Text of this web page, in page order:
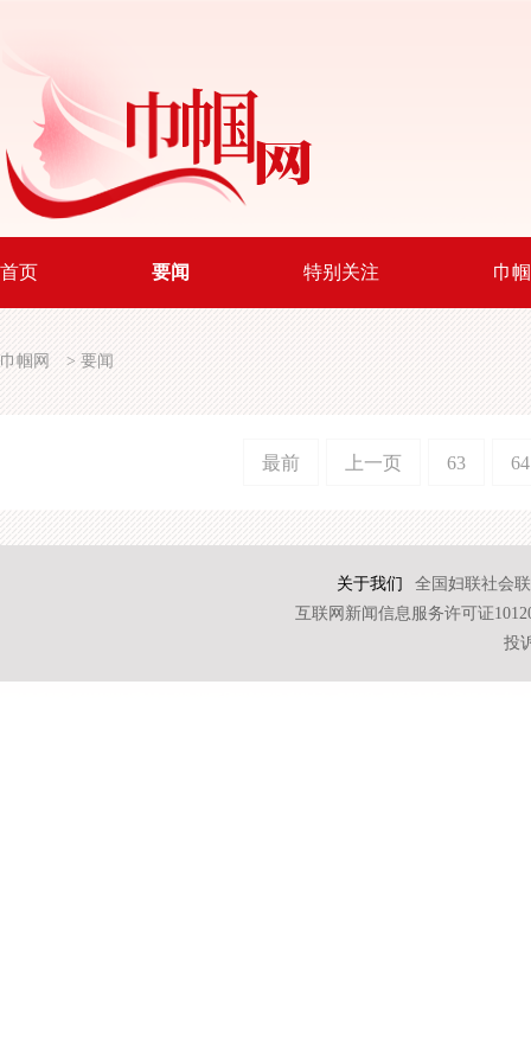
首页 要闻 特别关注 巾
巾帼网 >要闻
最前 上一页 63 64
关于我们
全国妇联社会
互联网新闻信息服务许可证
投